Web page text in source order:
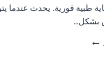
طبية فورية. يحدث عندما
بشكل…
نقص